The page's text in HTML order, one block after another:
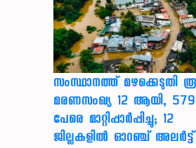
സംസ്ഥാനത്ത് മഴക്കെടുതി
മരണസംഖ്യ 12 ആയി,
പേരെ മാറ്റിപ്പാർപ്പിച്ചു; 12
ജില്ലകളിൽ ഓറഞ്ച്